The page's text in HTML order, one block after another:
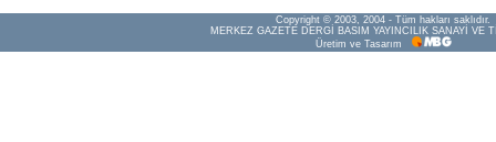
Copyright © 2003, 2004 - Tüm hakları saklıdır.
MERKEZ GAZETE DERGİ BASIM YAYINCILIK SANAYİ VE
Üretim ve Tasarım